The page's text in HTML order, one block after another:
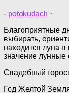
- potokudach ·
Благоприятные
выбирать,
находится луна
значение лунные
Свадебный
Год Желтой